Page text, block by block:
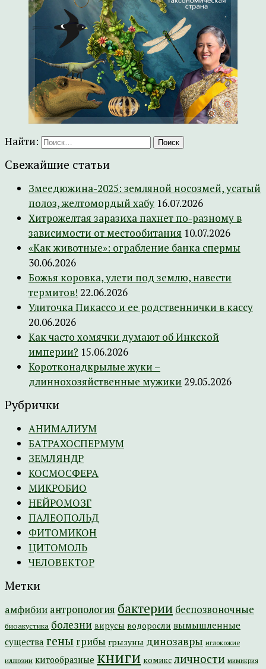
Найти:
Свежайшие статьи
Змеедюжина-2025: земляной носозмей, усатый
полоз, желтомордый хабу 16.07.2026
Хитрожелтая заразиха пахнет по-разному в
зависимости от местообитания 10.07.2026
«Как животные»: ограбление банка спермы
30.06.2026
Божья коровка, улети под землю, навести
термитов! 22.06.2026
Улиточка Пикассо и ее родственнички в кассу
20.06.2026
Как часто хомячки думают об Инкской
империи? 15.06.2026
Коротконадкрылые жуки –
длиннохозяйственные мужики 29.05.2026
Рубрички
АНИМАЛИУМ
БАТРАХОСПЕРМУМ
ЗЕМЛЯНДР
КОСМОСФЕРА
МИКРОБИО
НЕЙРОМОЗГ
ПАЛЕОПОЛЬД
ФИТОМИКОН
ЦИТОМОЛЬ
ЧЕЛОВЕКТОР
Метки
амфибии антропология бактерии беспозвоночные
биоакустика болезни вирусы водоросли вымышленные
существа гены грибы грызуны динозавры иглокожие
иллюзии китообразные книги комикс личности мимикрия